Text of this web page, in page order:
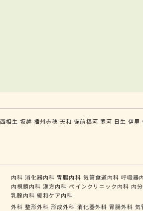
西相生 坂越 播州赤穂 天和 備前福河 寒河 日生 伊里
内科 消化器内科 胃腸内科 気管食道内科 呼吸器
内視鏡内科 漢方内科 ペインクリニック内科 内
乳腺内科 緩和ケア内科
外科 整形外科 形成外科 消化器外科 胃腸外科 気